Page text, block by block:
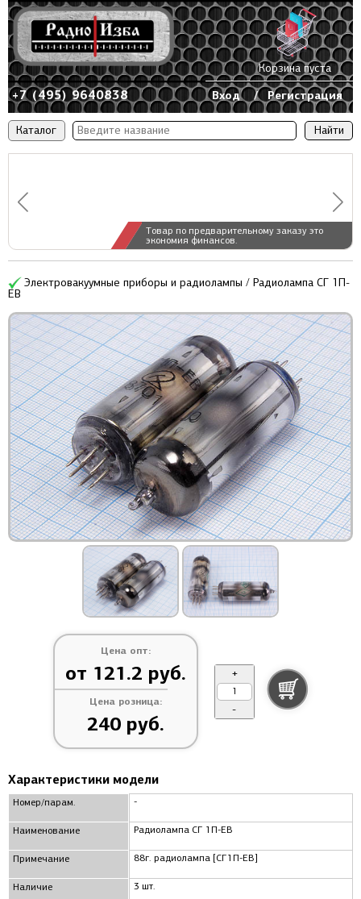
Каталог
Товар по предварительному заказу это
экономия финансов.
+7 (495) 9640838 Вход / Регистрация
Корзина пуста
Электровакуумные приборы и радиолампы / Радиолампа СГ 1П-
ЕВ
Цена опт:
от 121.2 руб.
Цена розница:
240 руб.
+
-
Характеристики модели
Номер/парам.
Наименование
Примечание
Наличие
-
Радиолампа СГ 1П-ЕВ
88г. радиолампа [СГ1П-ЕВ]
3 шт.